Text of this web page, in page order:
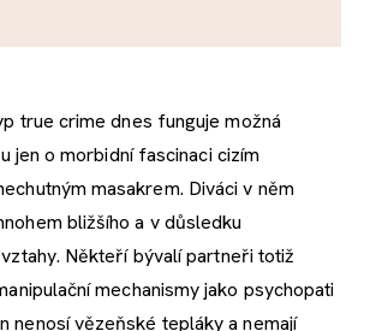
true crime dnes funguje možná
jen o morbidní fascinaci cizím
masakrem. Diváci v něm
bližšího a v důsledku
Někteří bývalí partneři totiž
mechanismy jako psychopati
nenosí vězeňské tepláky a nemají